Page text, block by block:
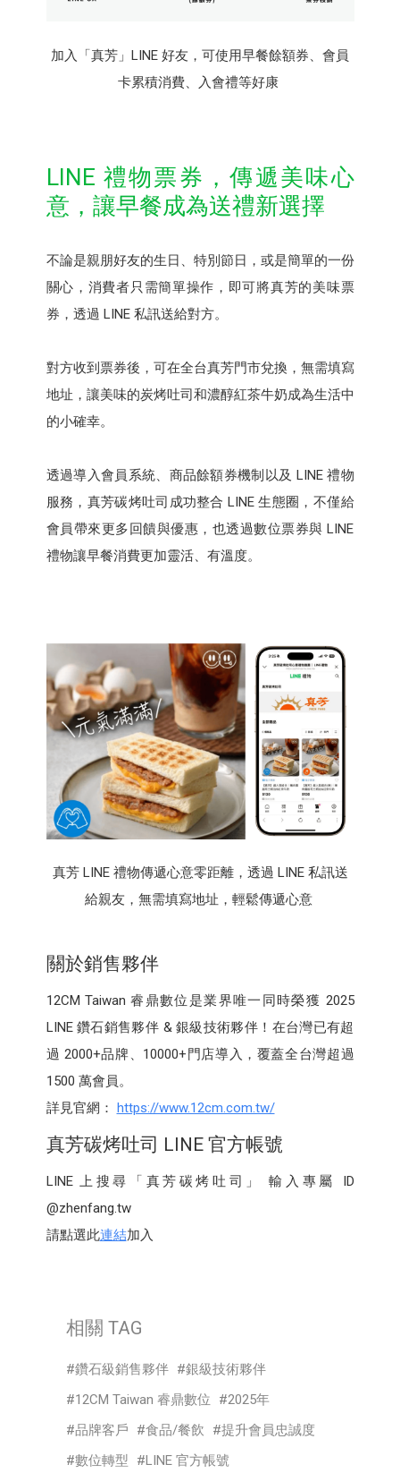
加入「真芳」LINE 好友，可使用早餐餘額券、會員
卡累積消費、入會禮等好康
LINE 禮物票券，傳遞美味心
意，讓早餐成為送禮新選擇
不論是親朋好友的生日、特別節日，或是簡單的一份
關心，消費者只需簡單操作，即可將真芳的美味票
券，透過 LINE 私訊送給對方。
對方收到票券後，可在全台真芳門市兌換，無需填寫
地址，讓美味的炭烤吐司和濃醇紅茶牛奶成為生活中
的小確幸。
透過導入會員系統、商品餘額券機制以及 LINE 禮物
服務，真芳碳烤吐司成功整合 LINE 生態圈，不僅給
會員帶來更多回饋與優惠，也透過數位票券與 LINE
禮物讓早餐消費更加靈活、有溫度。
真芳 LINE 禮物傳遞心意零距離，透過 LINE 私訊送
給親友，無需填寫地址，輕鬆傳遞心意
關於銷售夥伴
12CM Taiwan 睿鼎數位是業界唯一同時榮獲 2025
LINE 鑽石銷售夥伴 & 銀級技術夥伴！在台灣已有超
過 2000+品牌、10000+門店導入，覆蓋全台灣超過
1500 萬會員。
詳見官網： https://www.12cm.com.tw/
真芳碳烤吐司 LINE 官方帳號
LINE 上搜尋「真芳碳烤吐司」 輸入專屬 ID
@zhenfang.tw
請點選此連結加入
相關 TAG
鑽石級銷售夥伴
銀級技術夥伴
12CM Taiwan 睿鼎數位
2025年
品牌客戶
食品/餐飲
提升會員忠誠度
數位轉型
LINE 官方帳號